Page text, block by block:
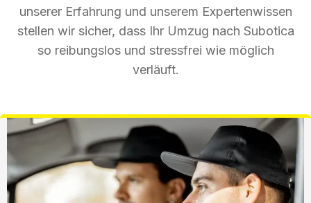
unserer Erfahrung und unserem Expertenwissen
stellen wir sicher, dass Ihr Umzug nach Subotica
so reibungslos und stressfrei wie möglich
verläuft.